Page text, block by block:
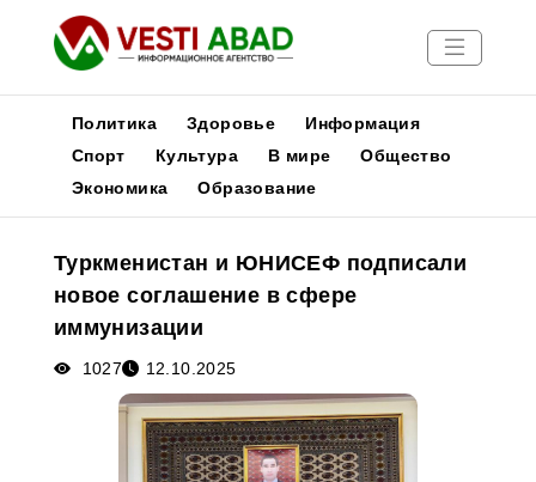
Новости
Медиа
Афиша
Политика Здоровье
Информация
Спорт
Культура В мире
Общество
Экономика
Образование
Туркменистан и ЮНИСЕФ подписали
новое соглашение в сфере
иммунизации
1027 12.10.2025